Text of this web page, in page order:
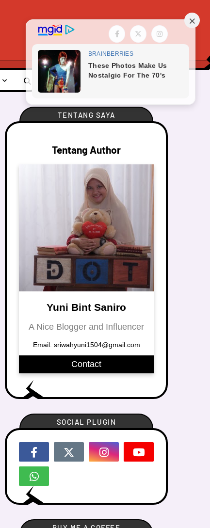
TENTANG SAYA
Tentang Author
Yuni Bint Saniro
A Nice Blogger and Influencer
Email: sriwahyuni1504@gmail.com
Contact
SOCIAL PLUGIN